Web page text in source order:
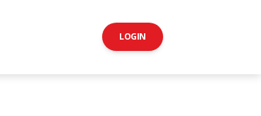
LOGIN